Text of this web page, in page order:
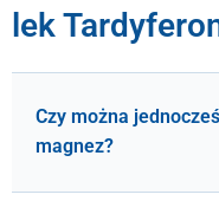
lek
Czy można
magnez?